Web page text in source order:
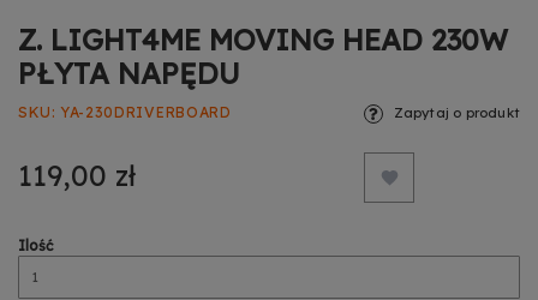
Z. LIGHT4ME MOVING HEAD 230W
PŁYTA NAPĘDU
SKU YA-230DRIVERBOARD
119,00 zł
Zapytaj o produkt
Ilość